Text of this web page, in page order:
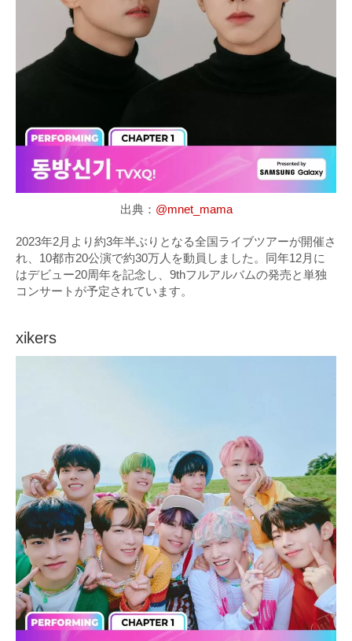
出典： @mnet_mama
2023年2月より約3年半ぶりとなる全国ライブツアーが開催さ
れ、10都市20公演で約30万人を動員しました。同年12月に
はデビュー20周年を記念し、9thフルアルバムの発売と単独
コンサートが予定されています。
xikers